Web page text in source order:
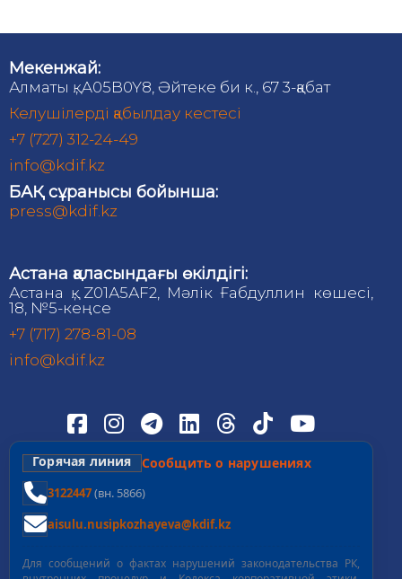
Мекенжай:
Алматы қ., A05B0Y8, Әйтеке би к., 67 3-қабат
Келушілерді қабылдау кестесі
+7 (727) 312-24-49
info@kdif.kz
БАҚ сұранысы бойынша:
press@kdif.kz
Астана қаласындағы өкілдігі:
Астана қ., Z01А5АF2, Мәлік Ғабдуллин көшесі,
18, №5-кеңсе
+7 (717) 278-81-08
info@kdif.kz
Горячая линия Сообщить о нарушениях
3122447(вн. 5866)
aisulu.nusipkozhayeva@kdif.kz
Для сообщений о фактах нарушений законодательства РК,